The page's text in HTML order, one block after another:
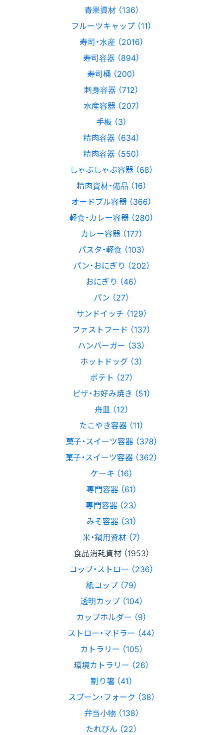
青果資材 （136）
フルーツキャップ （11）
寿司・水産 （2016）
寿司容器 （894）
寿司桶 （200）
刺身容器 （712）
水産容器 （207）
手板 （3）
精肉容器 （634）
精肉容器 （550）
しゃぶしゃぶ容器 （68）
精肉資材・備品 （16）
オードブル容器 （366）
軽食・カレー容器 （280）
カレー容器 （177）
パスタ・軽食 （103）
パン・おにぎり （202）
おにぎり （46）
パン （27）
サンドイッチ （129）
ファストフード （137）
ハンバーガー （33）
ホットドッグ （3）
ポテト （27）
ピザ・お好み焼き （51）
舟皿 （12）
たこやき容器 （11）
菓子・スイーツ容器 （378）
菓子・スイーツ容器 （362）
ケーキ （16）
専門容器 （61）
専門容器 （23）
みそ容器 （31）
米・鍋用資材 （7）
食品消耗資材 （1953）
コップ・ストロー （236）
紙コップ （79）
透明カップ （104）
カップホルダー （9）
ストロー・マドラー （44）
カトラリー （105）
環境カトラリー （26）
割り箸 （41）
スプーン・フォーク （38）
弁当小物 （138）
たれびん （22）